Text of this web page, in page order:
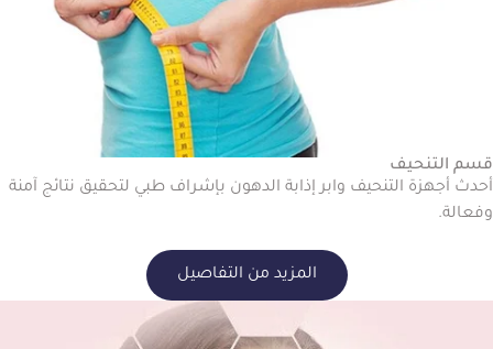
قسم التنحيف
أحدث أجهزة التنحيف وابر إذابة الدهون بإشراف طبي لتحقيق نتائج آمنة
وفعالة.
المزيد من التفاصيل